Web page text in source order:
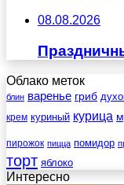
08.08.2026
Облако меток
блин варенье гриб
крем куриный курица
пирожок пицца помидор
торт яблоко
Интересно